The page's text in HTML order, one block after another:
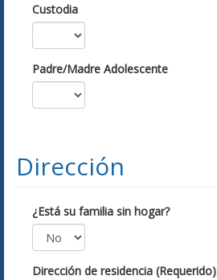
Custodia
Padre/Madre Adolescente
Dirección
¿Está su familia sin hogar?
Dirección de residencia (Requerido)